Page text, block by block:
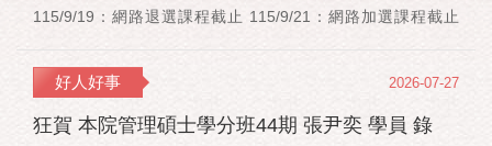
115/9/19：網路退選課程截止 115/9/21：網路加選課程截止
【賽明成老師】 相關連結：週一：大局勢：美...
好人好事
狂賀 本院管理碩士學分班44期 張尹奕 學員 錄
2026-07-27